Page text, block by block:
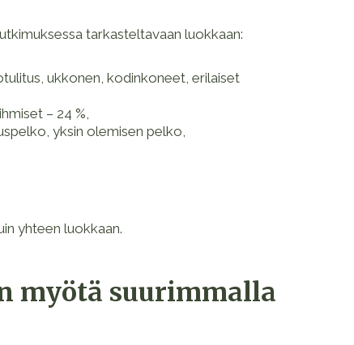
tarkasteltavaan luokkaan:
ukkonen, kodinkoneet, erilaiset
– 24 %,
yksin olemisen pelko,
yhteen luokkaan.
myötä suurimmalla